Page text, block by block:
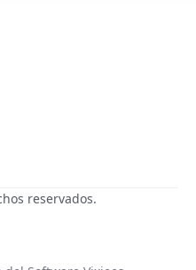
reservados.